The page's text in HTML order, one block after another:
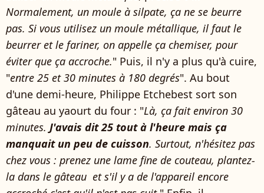
Normalement, un moule à silpate, ça ne se beurre
pas. Si vous utilisez un moule métallique, il faut le
beurrer et le fariner, on appelle ça chemiser, pour
éviter que ça accroche." Puis, il n'y a plus qu'à cuire,
"entre 25 et 30 minutes à 180 degrés". Au bout
d'une demi-heure, Philippe Etchebest sort son
gâteau au yaourt du four : "Là, ça fait environ 30
minutes. J'avais dit 25 tout à l'heure mais ça
manquait un peu de cuisson. Surtout, n'hésitez pas
chez vous : prenez une lame fine de couteau, plantez-
la dans le gâteau et s'il y a de l'appareil encore